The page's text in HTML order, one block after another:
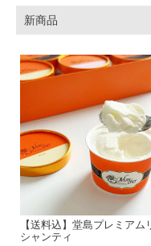
新商品
【送料込】堂島プレミアム
シャンティ